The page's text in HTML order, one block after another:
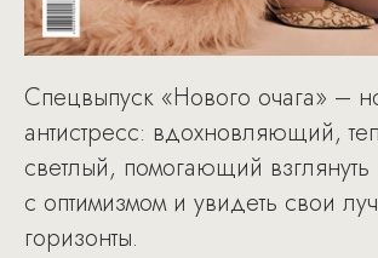
Спецвыпуск «Нового очага» –
антистресс: вдохновляющий,
светлый, помогающий
с оптимизмом и увидеть свои
горизонты.